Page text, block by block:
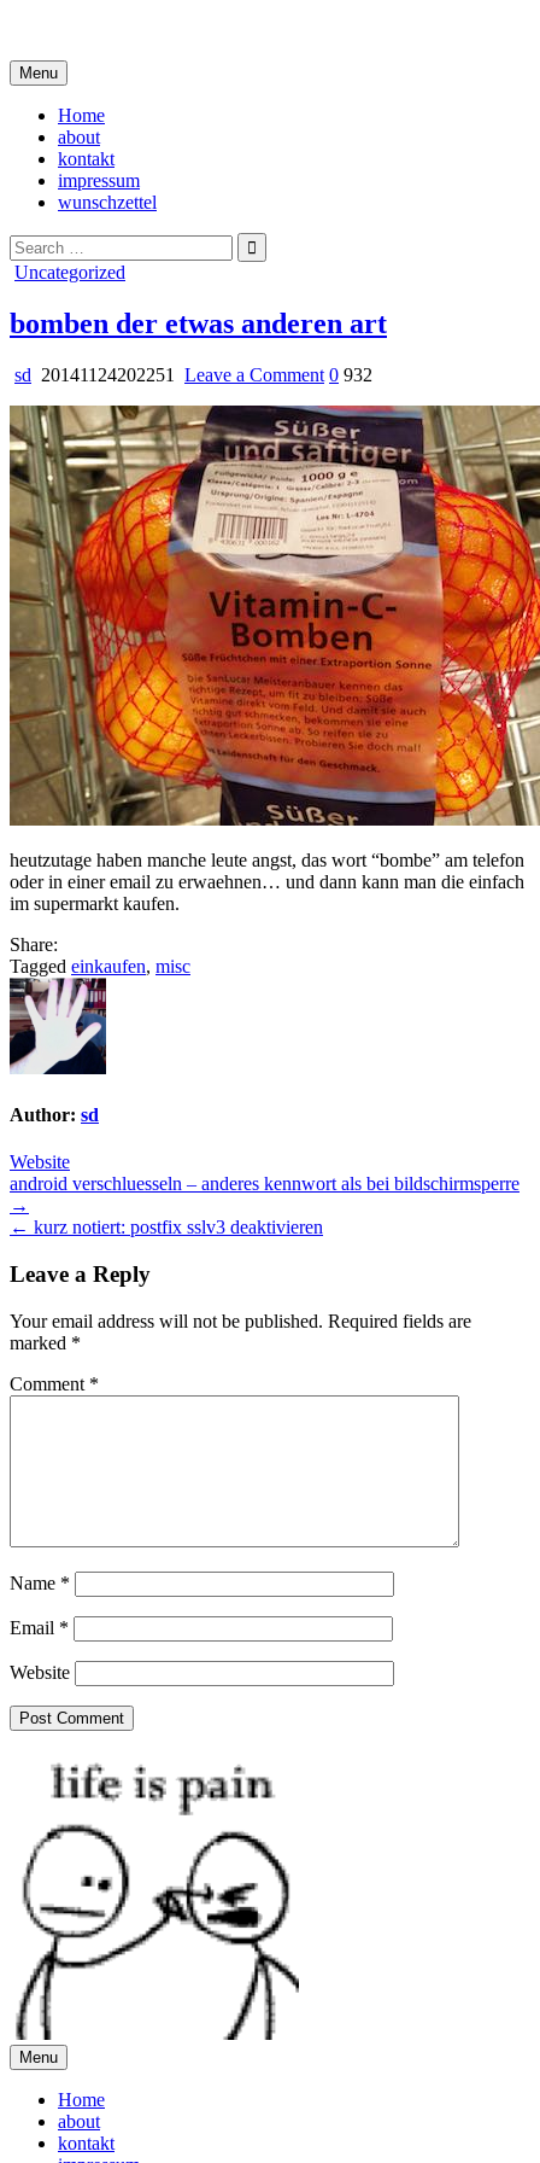
content
Menu
Home
about
kontakt
impressum
wunschzettel
Search
for:
Posted
Uncategorized
bomben der etwas anderen art
sd 20141124202251 Leave a Commenton
der
etwas
anderen
art
0 932
heutzutage haben manche leute angst, das wort “bombe” am telefon
oder in einer email zu erwaehnen… und dann kann man die einfach
im supermarkt kaufen.
Share:
Tagged einkaufen, misc
Author: sd
Website
Post
navigation
android verschluesseln – anderes kennwort als bei bildschirmsperre
→
← kurz notiert: postfix sslv3 deaktivieren
Leave a Reply
Your email address will not be published. Required fields are
marked *
Comment *
Name *
Email *
Website
Menu
Home
about
kontakt